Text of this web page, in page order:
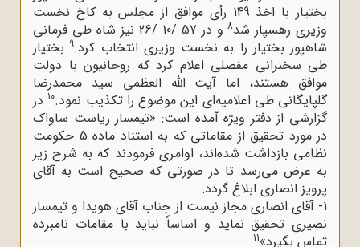
بختیار با اخذ 149 رأی موافق از مجلس به کاخ نخست
وزیری رهسپار شد8
و در 57 /10 /26 نیز شاه طی فرمانی
شاهپور بختیار را به نخست وزیری انتخاب کرد.9بختیار
طی سخنرانی مفصلی اعلام کرد که روحانیون با دولت
موافق هستند، اما آیت الله العظمی سید محمدرضا
گلپایگانی طی اعلامیه‌ای این موضوع را تکذیب نمود.10در
گزارشی از دفتر ویژه آمده است: «تیمسار ریاست ساواک
در مورد تحقیق از مقاماتی که به استناد ماده 5 حکومت
نظامی بازداشت شده‌اند، اوامری فرمودند که به شرح زیر
به عرض می‌رسد تا در صورتی که صحیح است به آقای
پرویز انصاری ابلاغ گردد:
1- آقای انصاری مجاز نیست از جناب آقای هویدا و تیمسار
نصیری تحقیق نماید و اساساً نباید با مقامات نامبرده
تماس بگیرد»11